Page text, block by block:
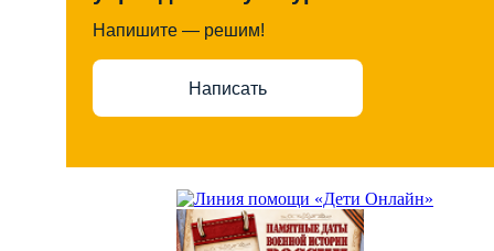
Напишите — решим!
Написать